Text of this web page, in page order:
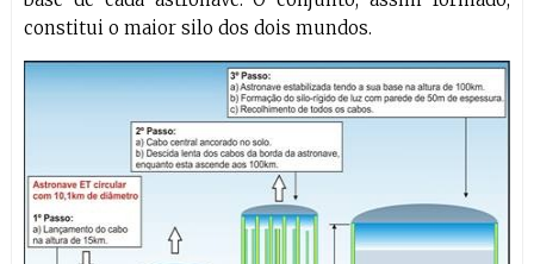
constitui o maior silo dos dois mundos.